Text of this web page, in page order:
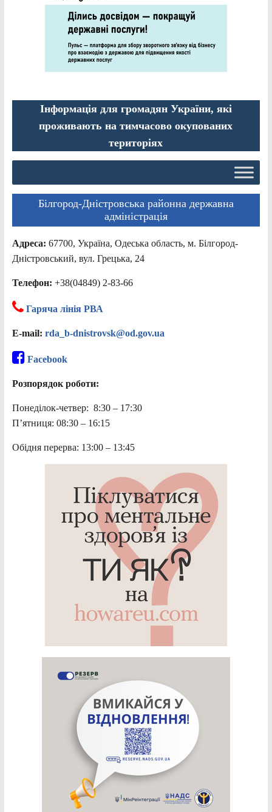
Інформація для громадян України, які
проживають на тимчасово окупованих
територіях
Білгород-Дністровська районна державна
адміністрація
Адреса: 67700, Україна, Одеська область, м. Білгород-
Дністровський, вул. Грецька, 24
Телефон: +38(04849) 2-83-66
Гаряча лінія РВА
E-mail: rda_b-dnistrovsk@od.gov.ua
Facebook
Розпорядок роботи:
Понеділок-четвер: 8:30 – 17:30
П’ятниця: 08:30 – 16:15
Обідня перерва: 13:00 – 13:45